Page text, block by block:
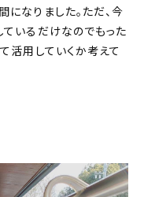
なりました。ただ、今
ているだけなのでもった
活用していくか考えて